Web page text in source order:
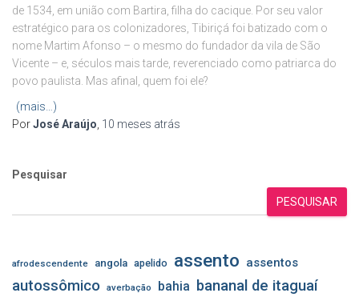
de 1534, em união com Bartira, filha do cacique. Por seu valor
estratégico para os colonizadores, Tibiriçá foi batizado com o
nome Martim Afonso – o mesmo do fundador da vila de São
Vicente – e, séculos mais tarde, reverenciado como patriarca do
povo paulista. Mas afinal, quem foi ele?
(mais…)
PorJosé Araújo 10 meses atrás
Pesquisar
PESQUISAR
afrodescendente angola apelido assento assentos
autossômico averbação bahia bananal de itaguaí